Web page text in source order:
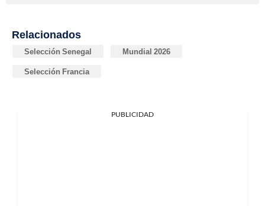
Relacionados
Selección Senegal Mundial 2026
Selección Francia
PUBLICIDAD